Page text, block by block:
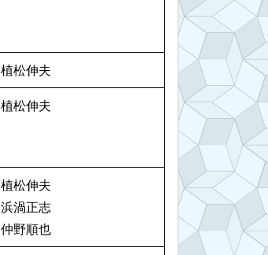
植松伸夫
植松伸夫
植松伸夫
浜渦正志
仲野順也